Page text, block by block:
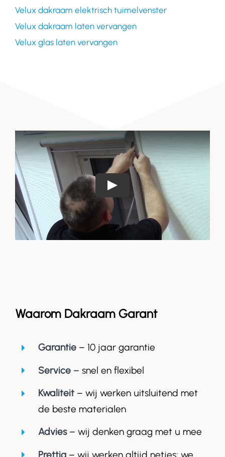
Velux dakraam elektrisch tuimelvenster
Velux dakraam laten vervangen
Velux glas laten vervangen
Waarom Dakraam Garant
Garantie– 10 jaar garantie
Service – snel en flexibel
Kwaliteit– wij werken uitsluitend met
de beste materialen
Advies– wij denken graag met u mee
Prettig– wij werken altijd netjes; we